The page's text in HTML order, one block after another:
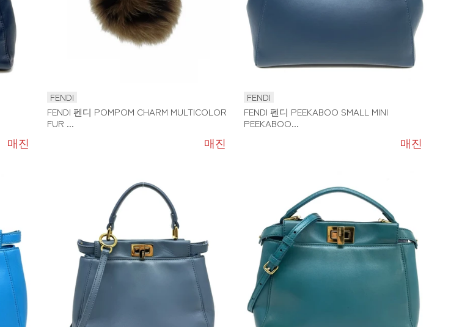
매진
FENDI
FENDI 펜디 POMPOM CHARM MULTICOLOR
FUR ...
매진
FENDI
FENDI 펜디 PEEKABOO SMALL MINI
PEEKABOO...
매진